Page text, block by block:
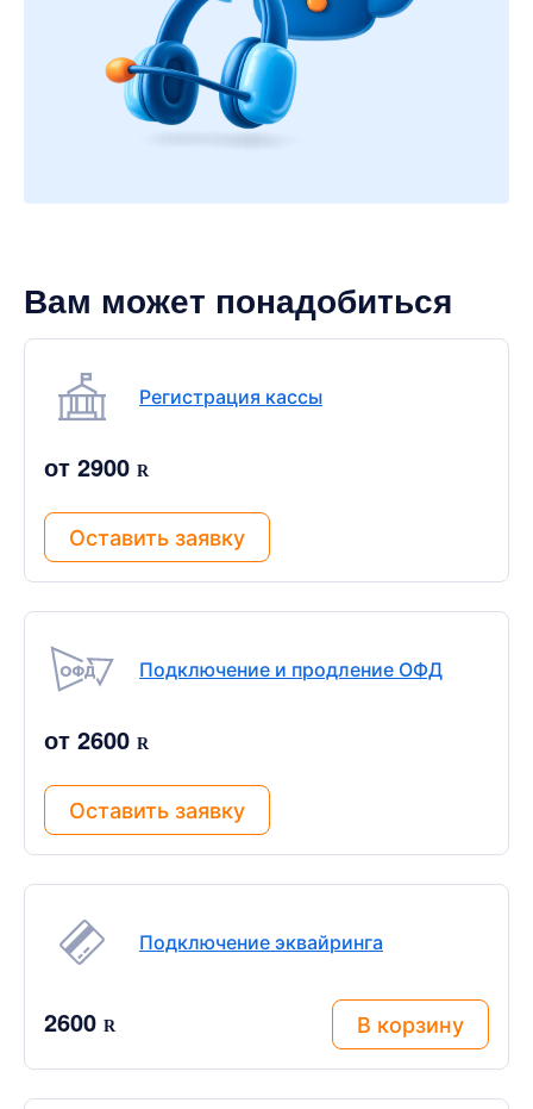
Вам может понадобиться
Регистрация кассы
от 2900 R
Оставить заявку
Подключение и продление ОФД
от 2600 R
Оставить заявку
Подключение эквайринга
2600 R В корзину